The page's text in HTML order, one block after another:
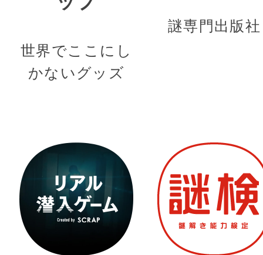
世界でここにし
かないグッズ
謎専門出版社